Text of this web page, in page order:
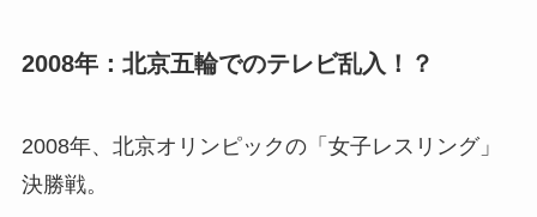
2008年：北京五輪でのテレビ乱入！？
2008年、北京オリンピックの「女子レスリング」
決勝戦。